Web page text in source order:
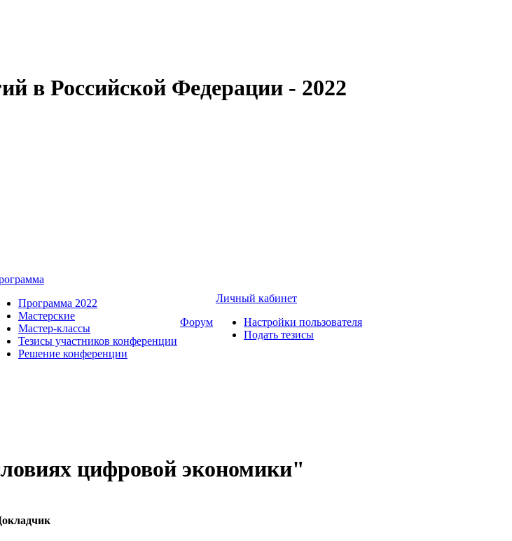
в Российской Федерации - 2022
Программа 2022
Мастерские
Мастер-классы
Тезисы участников конференции
Решение конференции
Форум
Личный кабинет
Настройки пользователя
Подать тезисы
цифровой экономики"